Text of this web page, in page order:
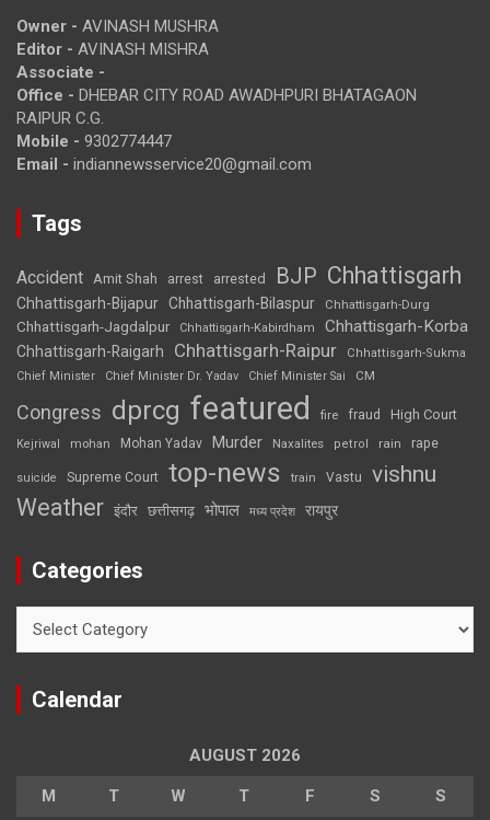
Owner - AVINASH MUSHRA
Editor - AVINASH MISHRA
Associate -
Office - DHEBAR CITY ROAD AWADHPURI BHATAGAON
RAIPUR C.G.
Mobile - 9302774447
Email - indiannewsservice20@gmail.com
Tags
Accident Amit Shah arrest arrested BJP Chhattisgarh
Chhattisgarh-Bijapur Chhattisgarh-Bilaspur Chhattisgarh-Durg
Chhattisgarh-Jagdalpur Chhattisgarh-Kabirdham Chhattisgarh-Korba
Chhattisgarh-Raigarh Chhattisgarh-Raipur
Chhattisgarh-Sukma
Chief Minister
Chief Minister Dr. Yadav Chief Minister Sai CM
Congress dprcg featured fire fraud High Court
Kejriwal mohan Mohan Yadav Murder Naxalites petrol rain rape
suicide Supreme Court top-news train Vastu vishnu
Weather इंदौर छत्तीसगढ़ भोपाल मध्य प्रदेश रायपुर
Categories
Calendar
AUGUST 2026
M T W T F S S